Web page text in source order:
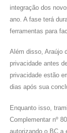
integração dos
ano. A fase terá
ferramentas para
Além disso, Araújo
privacidade antes
privacidade estão
dias após sua
Enquanto isso,
Complementar nº
autorizando o BC a